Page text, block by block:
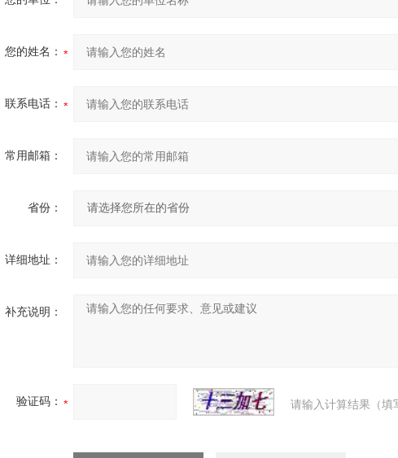
您的姓名：
联系电话：
常用邮箱：
省份：
详细地址：
补充说明：
验证码： 请输入计算结果（填